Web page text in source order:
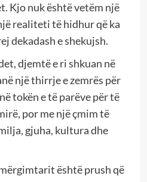
Kjo nuk është vetëm një
realiteti të hidhur që ka
dekadash e shekujsh.
djemtë e ri shkuan në
një thirrje e zemrës për
tokën e të parëve për të
por me një çmim të
gjuha, kultura dhe
është prush që